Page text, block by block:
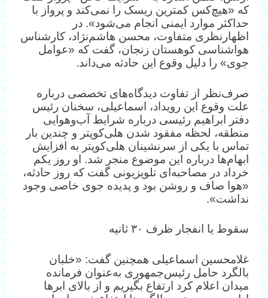
که «هیچ‌کس کمترین ریسک را نمی‌کند و پرواز با
حداکثر موارد ایمنی انجام می‌شود». در
اظهارنظری متفاوت، محسن هاشم‌نژاد، کارشناس
هواشناسی کوهستان زنجان، گفت که «عوامل
جوی» را دلیل وقوع این حادثه می‌داند.
صرف‌نظر از تفاوت دیدگاه‌های تخصصی درباره
علت وقوع این رویداد، اسماعیلی، سخنان رئیس‌
دفتر ابراهیم رئیسی درباره شرایط آب‌وهوایی
منطقه، لحظه مفقود شدن هلی‌کوپتر و چندین بار
تماس با یکی از سرنشینان هلی‌کوپتر به افزایش
ابهام‌ها درباره این موضوع منجر شد. او روز یکم
خرداد در مصاحبه‌ای تلویزیونی گفت که روز حادثه،
«هوا صاف و روشن بود و پدیده جوی خاصی وجود
نداشت».
سقوط یا انفجار ظرف ۳۰ ثانیه
غلامحسین اسماعیلی همچنین گفت: «خلبان
بالگرد حامل رئیس‌جمهوری به‌عنوان فرمانده
میدان اعلام کرد ارتفاع بگیریم و از بالای ابرها